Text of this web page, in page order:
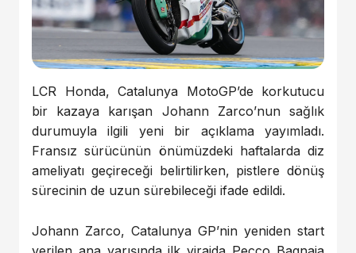
LCR Honda, Catalunya MotoGP’de korkutucu
bir kazaya karışan Johann Zarco’nun sağlık
durumuyla ilgili yeni bir açıklama yayımladı.
Fransız sürücünün önümüzdeki haftalarda diz
ameliyatı geçireceği belirtilirken, pistlere dönüş
sürecinin de uzun sürebileceği ifade edildi.
Johann Zarco, Catalunya GP’nin yeniden start